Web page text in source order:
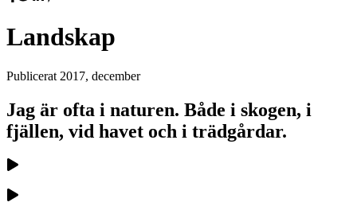
Landskap
Publicerat 2017, december
Jag är ofta i naturen. Både i skogen, i
fjällen, vid havet och i trädgårdar.